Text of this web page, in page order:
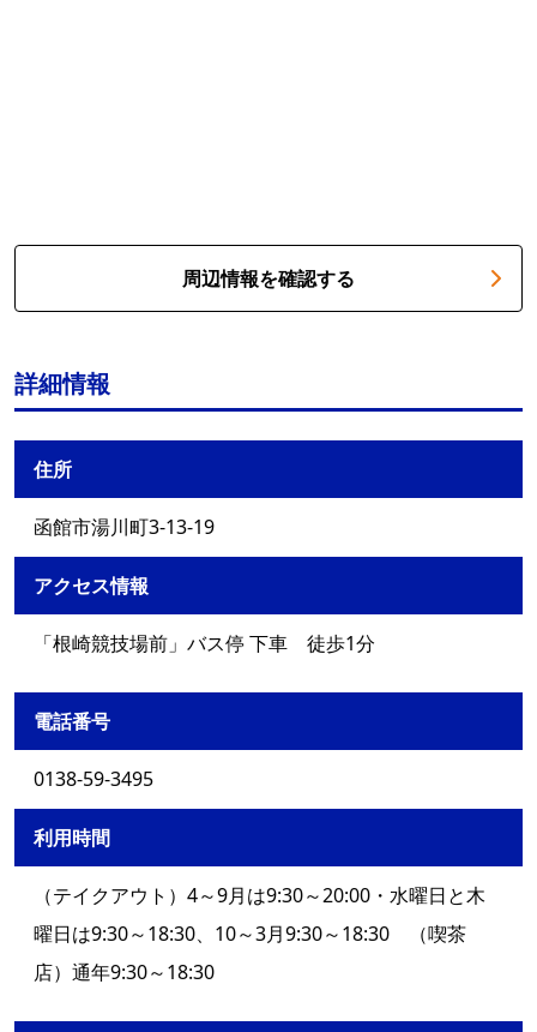
周辺情報を確認する
詳細情報
住所
函館市湯川町3-13-19
アクセス情報
「根崎競技場前」バス停 下車 徒歩1分
電話番号
0138-59-3495
利用時間
（テイクアウト）4～9月は9:30～20:00・水曜日と木
曜日は9:30～18:30、10～3月9:30～18:30 （喫茶
店）通年9:30～18:30